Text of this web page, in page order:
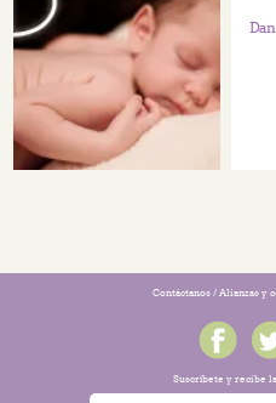
Dan
Contáctanos / Alianzas y
Suscríbete y recibe